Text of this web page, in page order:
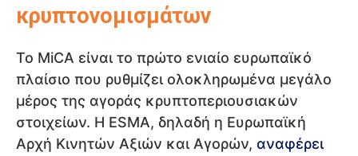
κρυπτονομισμάτων
Το MiCA είναι το πρώτο ενιαίο ευρωπαϊκό
πλαίσιο που ρυθμίζει ολοκληρωμένα μεγάλο
μέρος της αγοράς κρυπτοπεριουσιακών
στοιχείων. Η ESMA, δηλαδή η Ευρωπαϊκή
Αρχή Κινητών Αξιών και Αγορών, αναφέρει